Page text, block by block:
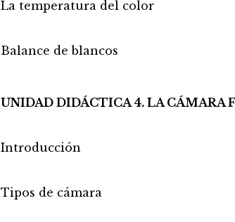
La temperatura del color
Balance de blancos
UNIDAD DIDÁCTICA 4. LA CÁMARA
Introducción
Tipos de cámara